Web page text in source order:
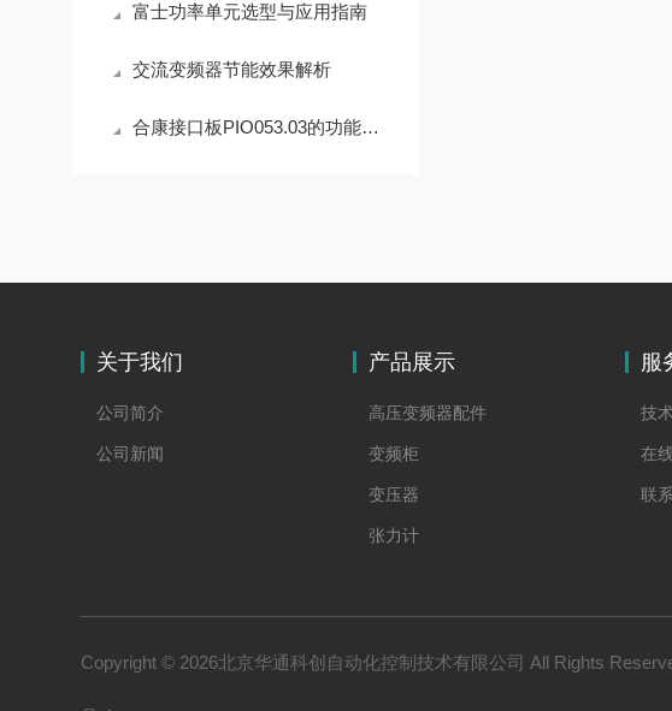
富士功率单元选型与应用指南
交流变频器节能效果解析
合康接口板PIO053.03的功能与应用价值分析
关于我们
公司简介
公司新闻
产品展示
高压变频器配件
变频柜
变压器
张力计
位移传感器
力士乐 驱动器
服
技
在
联
Copyright © 2026北京华通科创自动化控制技术有限公司 All Rights